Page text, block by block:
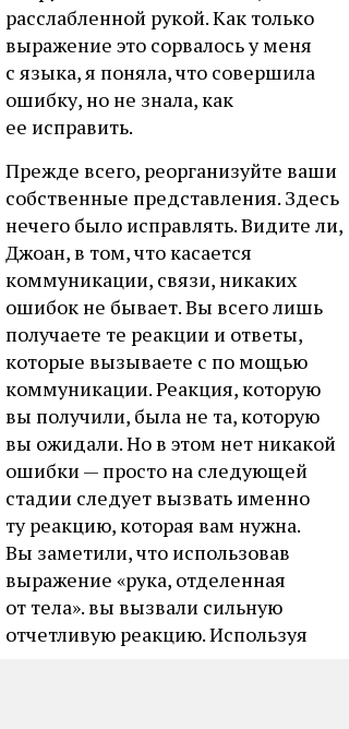
расслабленной рукой. Как только
выражение это сорвалось у меня
с языка, я поняла, что совершила
ошибку, но не знала, как
ее исправить.
Прежде всего, реорганизуйте ваши
собственные представления. Здесь
нечего было исправлять. Видите ли,
Джоан, в том, что касается
коммуникации, связи, никаких
ошибок не бывает. Вы всего лишь
получаете те реакции и ответы,
которые вызываете с по мощью
коммуникации. Реакция, которую
вы получили, была не та, которую
вы ожидали. Но в этом нет никакой
ошибки — просто на следующей
стадии следует вызвать именно
ту реакцию, которая вам нужна.
Вы заметили, что использовав
выражение «рука, отделенная
от тела». вы вызвали сильную
отчетливую реакцию. Используя